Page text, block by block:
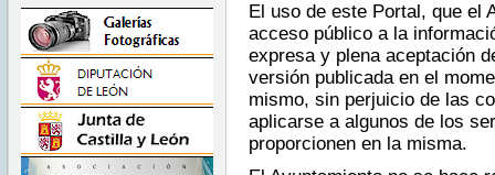
El uso de este Portal, que el
acceso público a la
expresa y plena aceptación
versión publicada en el
mismo, sin perjuicio de las
aplicarse a algunos de los
proporcionen en la misma.